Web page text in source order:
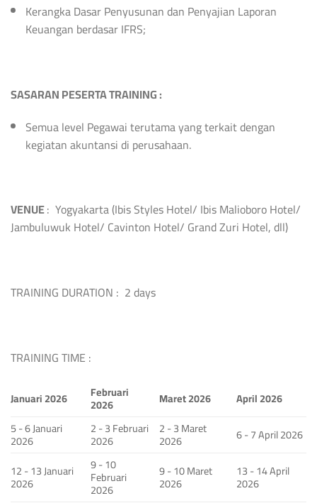
Kerangka Dasar Penyusunan dan Penyajian Laporan
Keuangan berdasar IFRS;
SASARAN PESERTATRAINING:
Semua level Pegawai terutama yang terkait dengan
kegiatan akuntansi di perusahaan.
VENUE: Yogyakarta (Ibis Styles Hotel/ Ibis Malioboro Hotel/
Jambuluwuk Hotel/ Cavinton Hotel/ Grand Zuri Hotel, dll)
TRAINING DURATION : 2 days
TRAINING TIME :
Januari 2026 Februari
2026 Maret 2026
April 2026
5 - 6 Januari
2026
2 - 3 Februari
2026
2 - 3 Maret
2026
6 - 7 April 2026
12 - 13 Januari
2026
9 - 10
Februari
2026
9 - 10 Maret
2026
13 - 14 April
2026